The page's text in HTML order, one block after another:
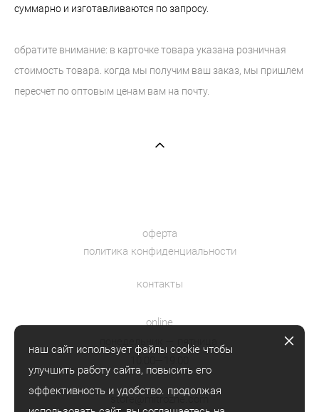
суммарно и изготавливаются по запросу.
обратите внимание: в карточке товара указана розничная
стоимость товара. когда мы получим ваш заказ, мы пришлем
пересчет по оптовым ценам вам на почту.
оферта
политика конфиденциальности
контакты
online
понедельник — пятница
store@mitrozhe.com
наш сайт использует файлы cookie чтобы
улучшить работу сайта, повысить его
эффективность и удобство. продолжая